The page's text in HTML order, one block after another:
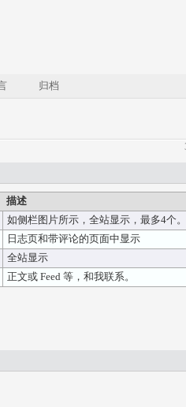
归档
描述
如侧栏图片所示，全站显示，最多4个。
日志页和带评论的页面中显示
全站显示
正文或 Feed 等，和我联系。